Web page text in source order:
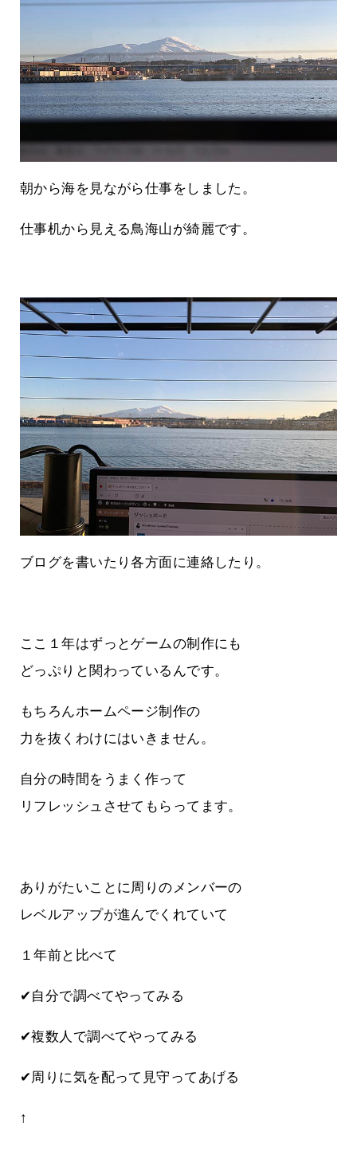
朝から海を見ながら仕事をしました。
仕事机から見える鳥海山が綺麗です。
ブログを書いたり各方面に連絡したり。
ここ１年はずっとゲームの制作にも
どっぷりと関わっているんです。
もちろんホームページ制作の
力を抜くわけにはいきません。
自分の時間をうまく作って
リフレッシュさせてもらってます。
ありがたいことに周りのメンバーの
レベルアップが進んでくれていて
１年前と比べて
✔自分で調べてやってみる
✔複数人で調べてやってみる
✔周りに気を配って見守ってあげる
↑